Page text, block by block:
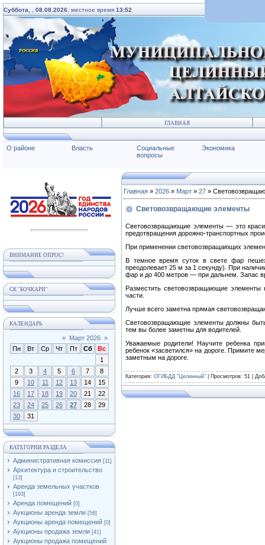
Суббота, 08.08.2026 , местное время 13:52
ГЛАВНАЯ
О районе Власть
Социальные
вопросы
Экономика
ВНИМАНИЕ ОПРОС!
СК "БОЧКАРИ"
КАЛЕНДАРЬ
« Март 2026 »
Пн
Вт Ср Чт Пт Сб
Вс
1
2
3 4 5 6 7
8
9
10 11 12 13 14
15
16
17 18 19 20 21
22
23
24 25 26 27 28
29
30
31
КАТЕГОРИИ РАЗДЕЛА
Административная комиссия [11]
Архитектура и строительство
[13]
Аренда земельных участков
[193]
Аренда помещений [0]
Аукционы аренда земли [58]
Аукционы аренда помещений [0]
Аукционы продажа земли [41]
Аукционы продажа помещений
Главная » 2026 » Март » 27 »
Световозвращающие элементы
Световозвращающие элементы — это
предотвращения дорожно-транспортных
При применении световозвращающих
В темное время суток в свете фар
преодолевает 25 м за 1 секунду). При
фар и до 400 метров — при дальнем. Запас
Разместить световозвращающие
части.
Лучше всего заметна прямая
Световозвращающие элементы должны
тем вы более заметны для водителей.
Уважаемые родители! Научите ребенка
ребенок «засветился» на дороге. Примите
заметным на дороге.
Категория: ОГИБДД "Целинный" Просмотров: 51 |